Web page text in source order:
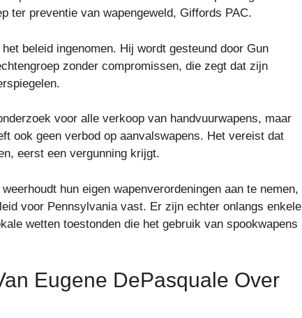
ter preventie van wapengeweld, Giffords PAC.
beleid ingenomen. Hij wordt gesteund door Gun
zonder compromissen, die zegt dat zijn
voor alle verkoop van handvuurwapens, maar
ook geen verbod op aanvalswapens. Het vereist dat
eerst een vergunning krijgt.
hun eigen wapenverordeningen aan te nemen,
voor Pennsylvania vast. Er zijn echter onlangs enkele
wetten toestonden die het gebruik van spookwapens
Eugene DePasquale Over